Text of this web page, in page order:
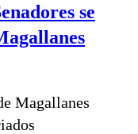
se
Magallanes